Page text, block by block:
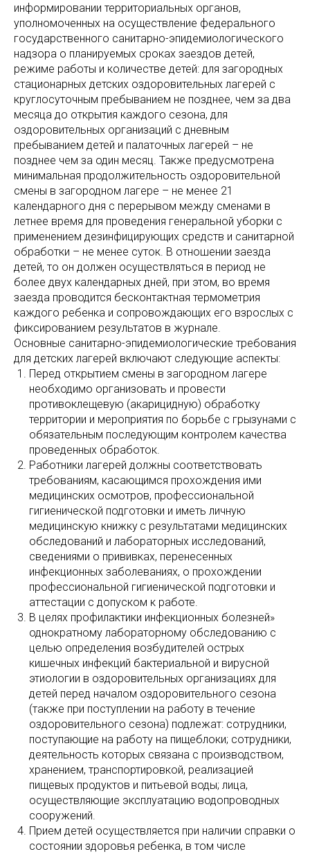
информировании территориальных органов,
уполномоченных на осуществление федерального
государственного санитарно-эпидемиологического
надзора о планируемых сроках заездов детей,
режиме работы и количестве детей: для загородных
стационарных детских оздоровительных лагерей с
круглосуточным пребыванием не позднее, чем за два
месяца до открытия каждого сезона, для
оздоровительных организаций с дневным
пребыванием детей и палаточных лагерей – не
позднее чем за один месяц. Также предусмотрена
минимальная продолжительность оздоровительной
смены в загородном лагере – не менее 21
календарного дня с перерывом между сменами в
летнее время для проведения генеральной уборки с
применением дезинфицирующих средств и санитарной
обработки – не менее суток. В отношении заезда
детей, то он должен осуществляться в период не
более двух календарных дней, при этом, во время
заезда проводится бесконтактная термометрия
каждого ребенка и сопровождающих его взрослых с
фиксированием результатов в журнале.
Основные санитарно-эпидемиологические требования
для детских лагерей включают следующие аспекты:
Перед открытием смены в загородном лагере
необходимо организовать и провести
противоклещевую (акарицидную) обработку
территории и мероприятия по борьбе с грызунами с
обязательным последующим контролем качества
проведенных обработок.
Работники лагерей должны соответствовать
требованиям, касающимся прохождения ими
медицинских осмотров, профессиональной
гигиенической подготовки и иметь личную
медицинскую книжку с результатами медицинских
обследований и лабораторных исследований,
сведениями о прививках, перенесенных
инфекционных заболеваниях, о прохождении
профессиональной гигиенической подготовки и
аттестации с допуском к работе.
В целях профилактики инфекционных болезней»
однократному лабораторному обследованию с
целью определения возбудителей острых
кишечных инфекций бактериальной и вирусной
этиологии в оздоровительных организациях для
детей перед началом оздоровительного сезона
(также при поступлении на работу в течение
оздоровительного сезона) подлежат: сотрудники,
поступающие на работу на пищеблоки; сотрудники,
деятельность которых связана с производством,
хранением, транспортировкой, реализацией
пищевых продуктов и питьевой воды; лица,
осуществляющие эксплуатацию водопроводных
сооружений.
Прием детей осуществляется при наличии справки о
состоянии здоровья ребенка, в том числе